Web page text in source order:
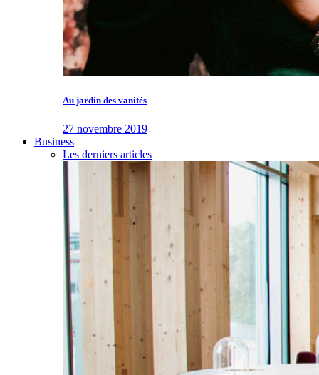
Au jardin des vanités
27 novembre 2019
Business
Les derniers articles